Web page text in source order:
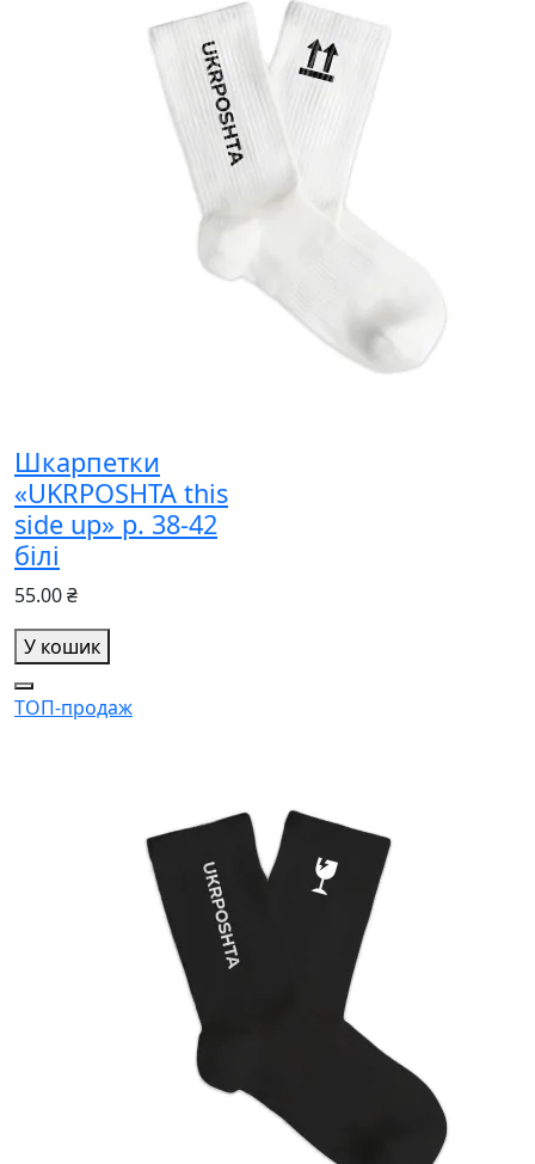
Шкарпетки
«UKRPOSHTA this
side up» р. 38-42
білі
55.00 ₴
У кошик
ТОП-продаж